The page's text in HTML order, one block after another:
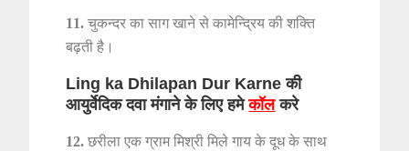
11.चुकन्दर का साग खाने से कामेन्द्रिय की शक्ति
बढ़ती है।
Ling ka Dhilapan Dur Karne की
आयुर्वेदिक दवा मंगाने के लिए हमेकॉलकरे
12. छरीला एक ग्राम मिश्री मिले गाय के दूध के साथ